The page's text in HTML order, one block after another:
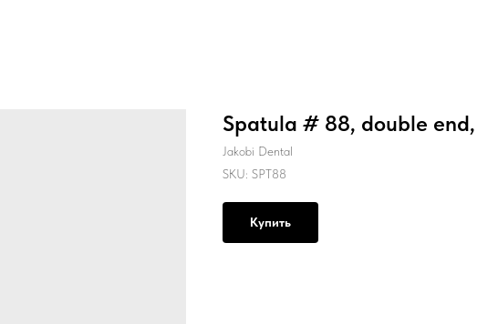
Spatula # 88, double end,
Jakobi Dental
SKU: SPT88
Купить